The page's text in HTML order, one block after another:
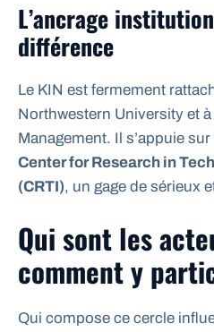
L’ancrage
différence
Le KIN est fermement
Northwestern University et
Management. Il s’appuie
Center for Research in
(CRTI), un gage de sérieux
Qui sont les
comment y
Qui compose ce cercle